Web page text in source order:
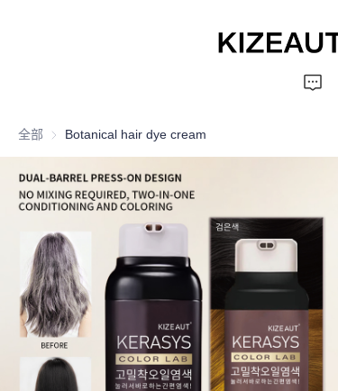
全部 Botanical hair dye cream
Shampoo
Conditioner
hair mud
Perm cream